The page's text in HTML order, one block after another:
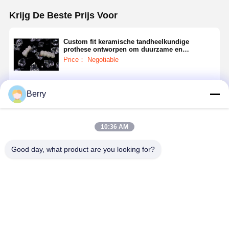
Krijg De Beste Prijs Voor
Custom fit keramische tandheelkundige
prothese ontworpen om duurzame en
natuurlijke oplossingen te bieden voor
tandheelkundige laboratoria
Price： Negotiable
Geadviseerde Producten
Berry
10:36 AM
Good day, what product are you looking for?